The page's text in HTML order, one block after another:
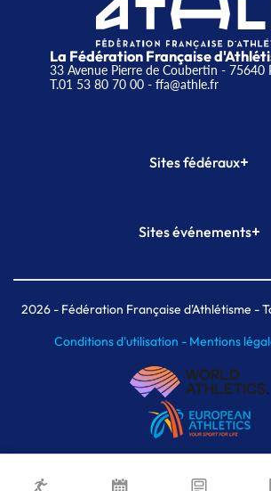
La Fédération Française
33 Avenue Pierre de Coubertin - 75640
T.01 53 80 70 00- ffa@athle.fr
Sites fédéraux+
Plateforme Formation
Sites événements+
Meeting de Paris indoor
MAIF Ekiden de Paris
2026- Fédération Française d'Athlétisme -
Conditions d'utilisation - Mentions